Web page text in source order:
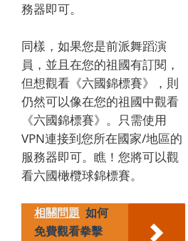
務器即可。
同樣，如果您是前派舞蹈演
員，並且在您的祖國有訂閱，
但想觀看《六國錦標賽》，則
仍然可以像在您的祖國中觀看
《六國錦標賽》。 只需使用
VPN連接到您所在國家/地區的
服務器即可。 瞧！ 您將可以觀
看六國橄欖球錦標賽。
相關問題 如何
免費觀看拳擊